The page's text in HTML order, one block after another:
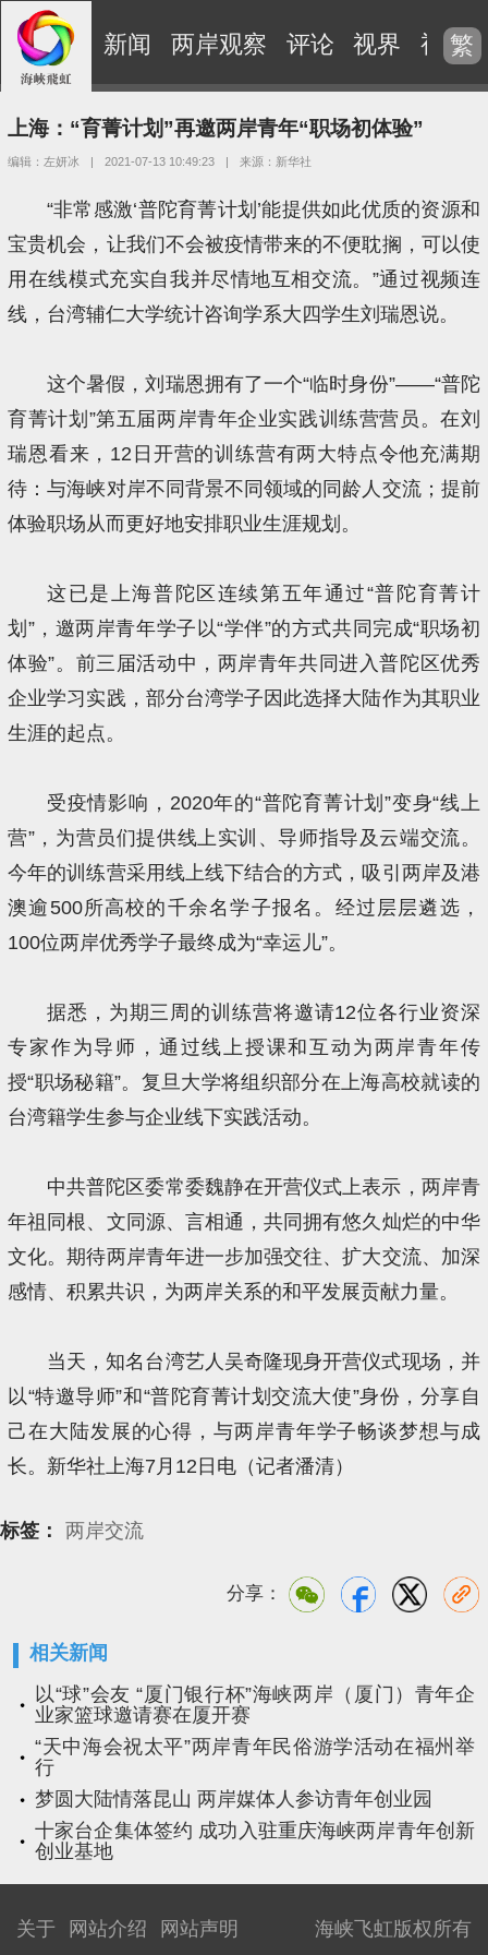
新闻 两岸观察 评论 视界 视频
繁
上海：“育菁计划”再邀两岸青年“职场初体验”
编辑：左妍冰 | 2021-07-13 10:49:23 | 来源：新华社
“非常感激‘普陀育菁计划’能提供如此优质的资源和
宝贵机会，让我们不会被疫情带来的不便耽搁，可以使
用在线模式充实自我并尽情地互相交流。”通过视频连
线，台湾辅仁大学统计咨询学系大四学生刘瑞恩说。
这个暑假，刘瑞恩拥有了一个“临时身份”——“普陀
育菁计划”第五届两岸青年企业实践训练营营员。在刘
瑞恩看来，12日开营的训练营有两大特点令他充满期
待：与海峡对岸不同背景不同领域的同龄人交流；提前
体验职场从而更好地安排职业生涯规划。
这已是上海普陀区连续第五年通过“普陀育菁计
划”，邀两岸青年学子以“学伴”的方式共同完成“职场初
体验”。前三届活动中，两岸青年共同进入普陀区优秀
企业学习实践，部分台湾学子因此选择大陆作为其职业
生涯的起点。
受疫情影响，2020年的“普陀育菁计划”变身“线上
营”，为营员们提供线上实训、导师指导及云端交流。
今年的训练营采用线上线下结合的方式，吸引两岸及港
澳逾500所高校的千余名学子报名。经过层层遴选，
100位两岸优秀学子最终成为“幸运儿”。
据悉，为期三周的训练营将邀请12位各行业资深
专家作为导师，通过线上授课和互动为两岸青年传
授“职场秘籍”。复旦大学将组织部分在上海高校就读的
台湾籍学生参与企业线下实践活动。
中共普陀区委常委魏静在开营仪式上表示，两岸青
年祖同根、文同源、言相通，共同拥有悠久灿烂的中华
文化。期待两岸青年进一步加强交往、扩大交流、加深
感情、积累共识，为两岸关系的和平发展贡献力量。
当天，知名台湾艺人吴奇隆现身开营仪式现场，并
以“特邀导师”和“普陀育菁计划交流大使”身份，分享自
己在大陆发展的心得，与两岸青年学子畅谈梦想与成
长。新华社上海7月12日电（记者潘清）
标签： 两岸交流
分享：
相关新闻
以“球”会友 “厦门银行杯”海峡两岸（厦门）青年企
业家篮球邀请赛在厦开赛
“天中海会祝太平”两岸青年民俗游学活动在福州举
行
梦圆大陆情落昆山 两岸媒体人参访青年创业园
十家台企集体签约 成功入驻重庆海峡两岸青年创新
创业基地
海峡飞虹版权所有
关于 网站介绍 网站声明